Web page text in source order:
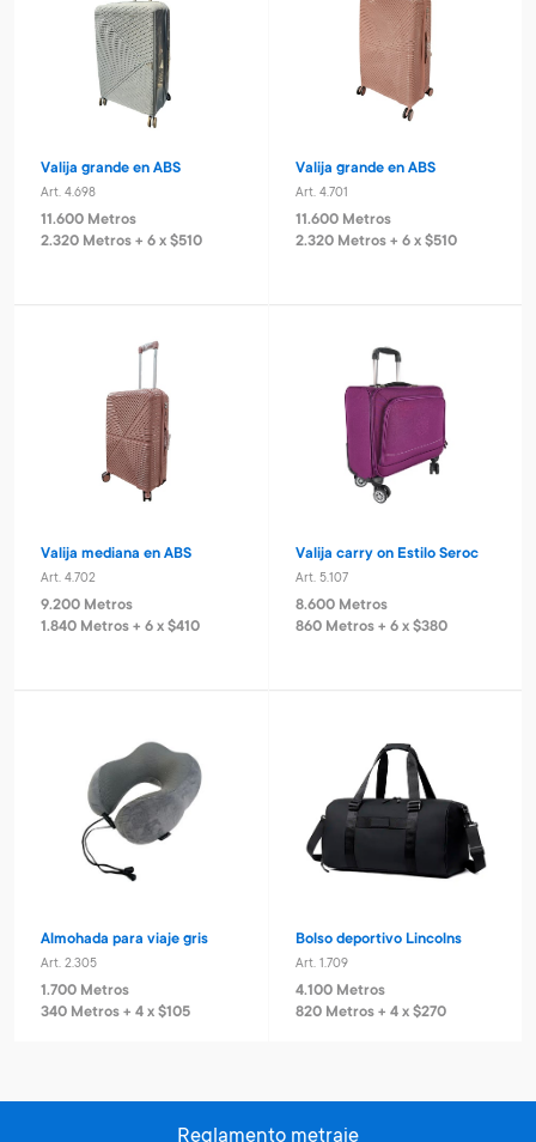
Valija grande en ABS
Art. 4.698
11.600 Metros
2.320 Metros + 6 x $510
Valija grande en ABS
Art. 4.701
11.600 Metros
2.320 Metros + 6 x $510
Valija mediana en ABS
Art. 4.702
9.200 Metros
1.840 Metros + 6 x $410
Valija carry on Estilo Seroc
Art. 5.107
8.600 Metros
860 Metros + 6 x $380
Almohada para viaje gris
Art. 2.305
1.700 Metros
340 Metros + 4 x $105
Bolso deportivo Lincolns
Art. 1.709
4.100 Metros
820 Metros + 4 x $270